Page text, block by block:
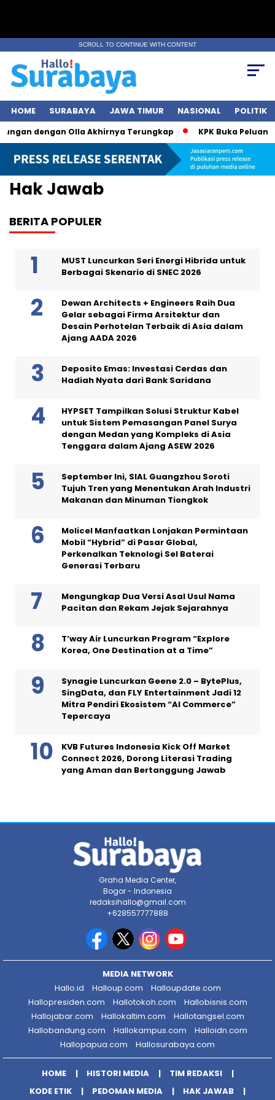
SCROLL TO CONTINUE WITH CONTENT
HOME SURABAYA JAWA TIMUR NASIONAL POLITIK
dengan Olla Akhirnya Terungkap KPK Buka
Hak Jawab
BERITA POPULER
MUST Luncurkan Seri Energi Hibrida untuk
Berbagai Skenario di SNEC 2026
Dewan Architects + Engineers Raih Dua
Gelar sebagai Firma Arsitektur dan
Desain Perhotelan Terbaik di Asia dalam
Ajang AADA 2026
Deposito Emas: Investasi Cerdas dan
Hadiah Nyata dari Bank Saridana
HYPSET Tampilkan Solusi Struktur Kabel
untuk Sistem Pemasangan Panel Surya
dengan Medan yang Kompleks di Asia
Tenggara dalam Ajang ASEW 2026
September Ini, SIAL Guangzhou Soroti
Tujuh Tren yang Menentukan Arah Industri
Makanan dan Minuman Tiongkok
Molicel Manfaatkan Lonjakan Permintaan
Mobil “Hybrid” di Pasar Global,
Perkenalkan Teknologi Sel Baterai
Generasi Terbaru
Mengungkap Dua Versi Asal Usul Nama
Pacitan dan Rekam Jejak Sejarahnya
T’way Air Luncurkan Program “Explore
Korea, One Destination at a Time”
Synagie Luncurkan Geene 2.0 – BytePlus,
SingData, dan FLY Entertainment Jadi 12
Mitra Pendiri Ekosistem “AI Commerce”
Tepercaya
KVB Futures Indonesia Kick Off Market
Connect 2026, Dorong Literasi Trading
yang Aman dan Bertanggung Jawab
Graha Media Center,
Bogor - Indonesia
redaksihallo@gmail.com
+628557777888
MEDIA NETWORK
Hallo.id
Halloup.com
Halloupdate.com
Hallopresiden.com
Hallotokoh.com
Hallobisnis.com
Hallojabar.com
Hallokaltim.com
Hallotangsel.com
Hallobandung.com
Hallokampus.com
Halloidn.com
Hallopapua.com
Hallosurabaya.com
HOME HISTORI MEDIA
TIM REDAKSI
KODE ETIK
PEDOMAN MEDIA HAK JAWAB